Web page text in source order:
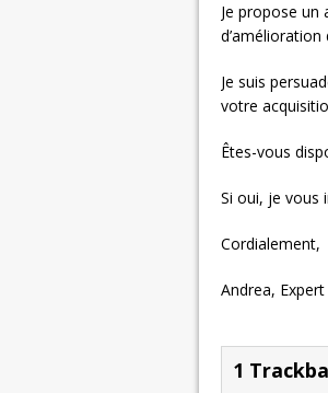
Je propose un
Je suis
votre
Êtes-vous
Si oui, je vous
Cordialement,
Andrea, Expert
1